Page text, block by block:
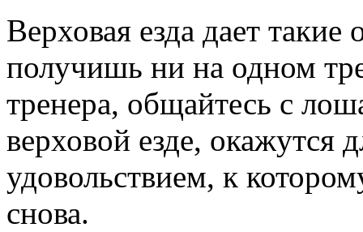
Верховая езда дает
получишь ни на одном
тренера, общайтесь с
верховой езде, окажутся
удовольствием, к
снова.